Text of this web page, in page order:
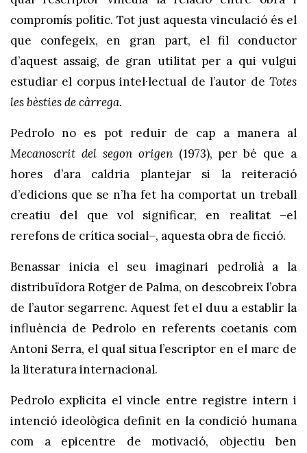
compromís polític. Tot just aquesta vinculació és el
que confegeix, en gran part, el fil conductor
d’aquest assaig, de gran utilitat per a qui vulgui
estudiar el corpus intel·lectual de l’autor de Totes
les bèsties de càrrega.
Pedrolo no es pot reduir de cap a manera al
Mecanoscrit del segon origen (1973), per bé que a
hores d’ara caldria plantejar si la reiteració
d’edicions que se n’ha fet ha comportat un treball
creatiu del que vol significar, en realitat –el
rerefons de crítica social–, aquesta obra de ficció.
Benassar inicia el seu imaginari pedrolià a la
distribuïdora Rotger de Palma, on descobreix l’obra
de l’autor segarrenc. Aquest fet el duu a establir la
influència de Pedrolo en referents coetanis com
Antoni Serra, el qual situa l’escriptor en el marc de
la literatura internacional.
Pedrolo explicita el vincle entre registre intern i
intenció ideològica definit en la condició humana
com a epicentre de motivació, objectiu ben